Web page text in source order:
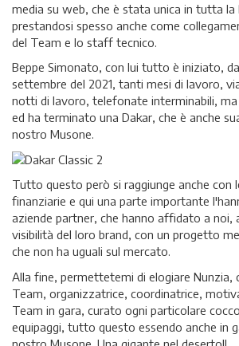
media su web, che è stata unica in tutta la
prestandosi spesso anche come
del Team e lo staff tecnico.
Beppe Simonato, con lui tutto è iniziato,
settembre del 2021, tanti mesi di lavoro,
notti di lavoro, telefonate interminabili, ma
ed ha terminato una Dakar, che è anche
nostro Musone.
Tutto questo però si raggiunge anche con
finanziarie e qui una parte importante
aziende partner, che hanno affidato a noi,
visibilità del loro brand, con un progetto
che non ha uguali sul mercato.
Alla fine, permettetemi di elogiare Nunzia,
Team, organizzatrice, coordinatrice,
Team in gara, curato ogni particolare
equipaggi, tutto questo essendo anche in